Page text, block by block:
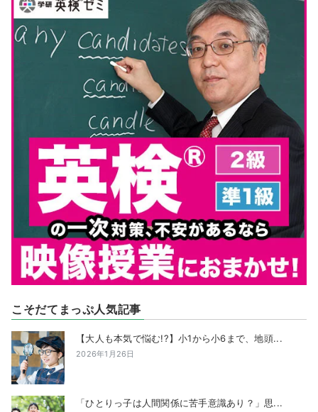
こそだてまっぷ人気記事
【大人も本気で悩む!?】小1から小6まで、地頭...
2026年1月26日
「ひとりっ子は人間関係に苦手意識あり？」思...